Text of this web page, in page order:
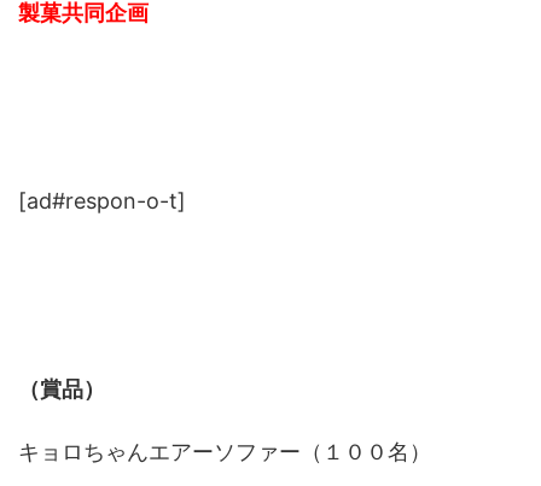
製菓共同企画
[ad#respon-o-t]
（賞品）
キョロちゃんエアーソファー（１００名）